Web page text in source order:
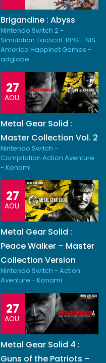
Brigandine : Abyss
Nintendo Switch 2 -
Simulation Tactical-RPG - NIS
America Happinet Games -
adglobe
27
AOU.
Metal Gear Solid :
Master Collection Vol. 2
Nintendo Switch -
Compilation Action Aventure
- Konami
27
AOU.
Metal Gear Solid :
Peace Walker – Master
Collection Version
Nintendo Switch - Action
Aventure - Konami
27
AOU.
Metal Gear Solid 4 :
Guns of the Patriots –